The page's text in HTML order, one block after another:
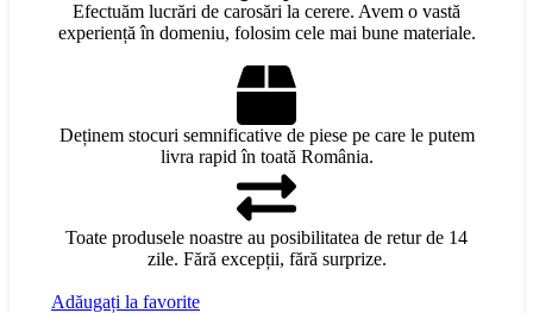
Efectuăm lucrări de carosări la cerere. Avem o vastă
experiență în domeniu, folosim cele mai bune materiale.
Deținem stocuri semnificative de piese pe care le putem
livra rapid în toată România.
Toate produsele noastre au posibilitatea de retur de 14
zile. Fără excepții, fără surprize.
Adăugați la favorite